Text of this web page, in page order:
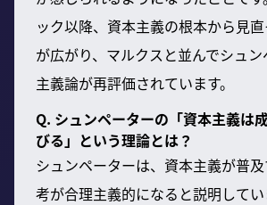
ック以降、資本主義の根本から見
が広がり、マルクスと並んでシュ
主義論が再評価されています。
Q. シュンペーターの「資本主義は
びる」という理論とは？
シュンペーターは、資本主義が普
考が合理主義的になると説明して